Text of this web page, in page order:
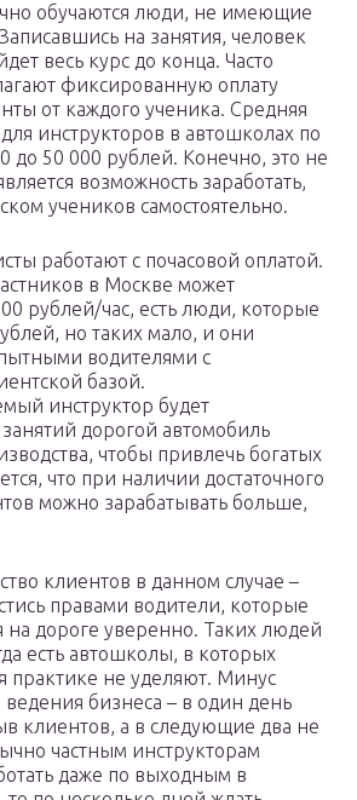
обучаются люди, не имеющие
на занятия, человек
весь курс до конца. Часто
фиксированную оплату
от каждого ученика. Средняя
инструкторов в автошколах по
до 50 000 рублей. Конечно, это не
возможность заработать,
учеников самостоятельно.
работают с почасовой оплатой.
в Москве может
рублей/час, есть люди, которые
но таких мало, и они
водителями с
базой.
инструктор будет
занятий дорогой автомобиль
чтобы привлечь богатых
что при наличии достаточного
можно зарабатывать больше,
клиентов в данном случае –
правами водители, которые
на дороге уверенно. Таких людей
есть автошколы, в которых
практике не уделяют. Минус
ведения бизнеса – в один день
клиентов, а в следующие два не
частным инструкторам
даже по выходным в